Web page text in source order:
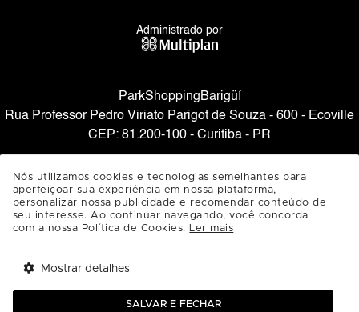
Administrado por
ParkShoppingBarigüí
Rua Professor Pedro Viriato Parigot de Souza - 600 - Ecoville
CEP: 81.200-100 - Curitiba - PR
SAIBA COMO CHEGAR
Nós utilizamos cookies e tecnologias semelhantes para
aperfeiçoar sua experiência em nossa plataforma,
personalizar nossa publicidade e recomendar conteúdo de
seu interesse. Ao continuar navegando, você concorda
com a nossa Política de Cookies. Ler mais
Mostrar detalhes
SALVAR E FECHAR
Tem benefícios
esperando por você!
Baixe agora o app Multi
Abrir